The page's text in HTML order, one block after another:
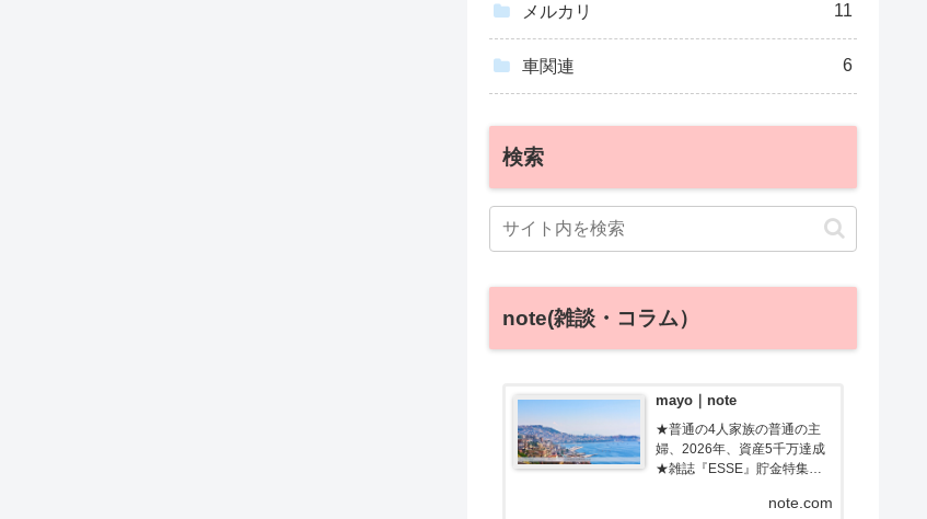
メルカリ 11
車関連 6
検索
note(雑談・コラム）
mayo｜note
★普通の4人家族の普通の主
婦、2026年、資産5千万達成
★雑誌『ESSE』貯金特集で
修★元添乗員・調理師免許フ
note.com